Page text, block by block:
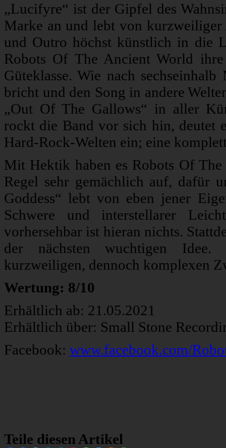
„Lucifyre“ ist der Gipfel des
Marke an und lebt von
und Outro höchst künstlich in die
Robots Of The Ancient World
Güteklasse. Wie nach
bricht und den Song in andere
„Out Of The Gallows“ in aller
rockt die Band vor sich hin, deutet
Hard-Rock-Welten ein; eine
Mit Hektik haben es Robots Of
Regel sehr gemächlich auf, dafür
Goddess“ lebt von eben jener
Schwere und interstellarer
vorhersehbar ist hieran nichts.
der nächsten wuchtigen Idee.
kurzweiligen, dennoch komplexen
Wertung: 8/10
Erhältlich ab: 21.05.2021
Erhältlich über: Small Stone
Facebook: www.facebook.com/
Teile diesen Artikel